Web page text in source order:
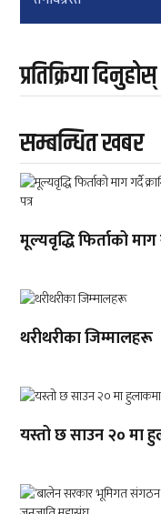
प्रतिक्रिया दिनुहोस्
सम्बन्धित खबर
मूल्यवृद्धि फिर्ताको
थरीथरीका जिम्मालहरू
यस्तो छ साउन २० मा